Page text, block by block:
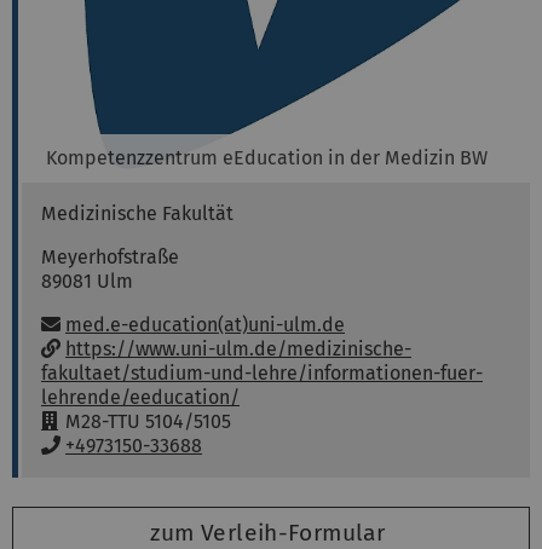
Kompetenzzentrum eEducation in der Medizin BW
Medizinische Fakultät
Meyerhofstraße
89081 Ulm
Email:
med.e-education(at)uni-ulm.de
w
w
w
https://www.uni-ulm.de/medizinische-
fakultaet/studium-und-lehre/informationen-fuer-
lehrende/eeducation/
R
o
M28-TTU 5104/5105
P+4973150-33688
zum Verleih-Formular